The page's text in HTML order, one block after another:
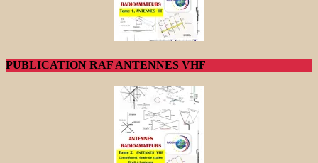
PUBLICATION RAF ANTENNES VHF